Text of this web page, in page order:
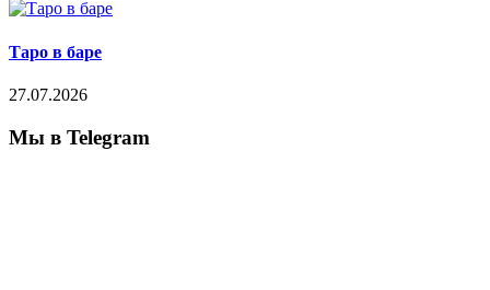
Таро в баре
27.07.2026
Мы в Telegram